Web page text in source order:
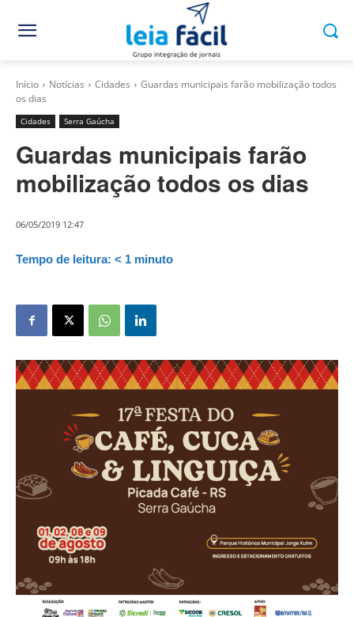
Início Notícias Cidades
Guardas municipais farão mobilização todos
os dias
Cidades Serra Gaúcha
Guardas municipais farão
mobilização todos os dias
06/05/2019 12:47
Tempo de leitura: < 1 minuto